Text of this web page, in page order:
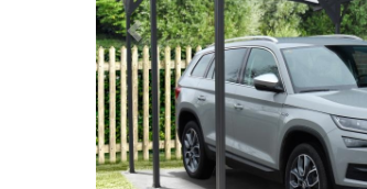
Předchozí